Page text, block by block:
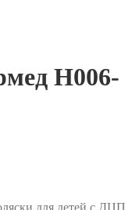
H006-
для детей с ДЦП